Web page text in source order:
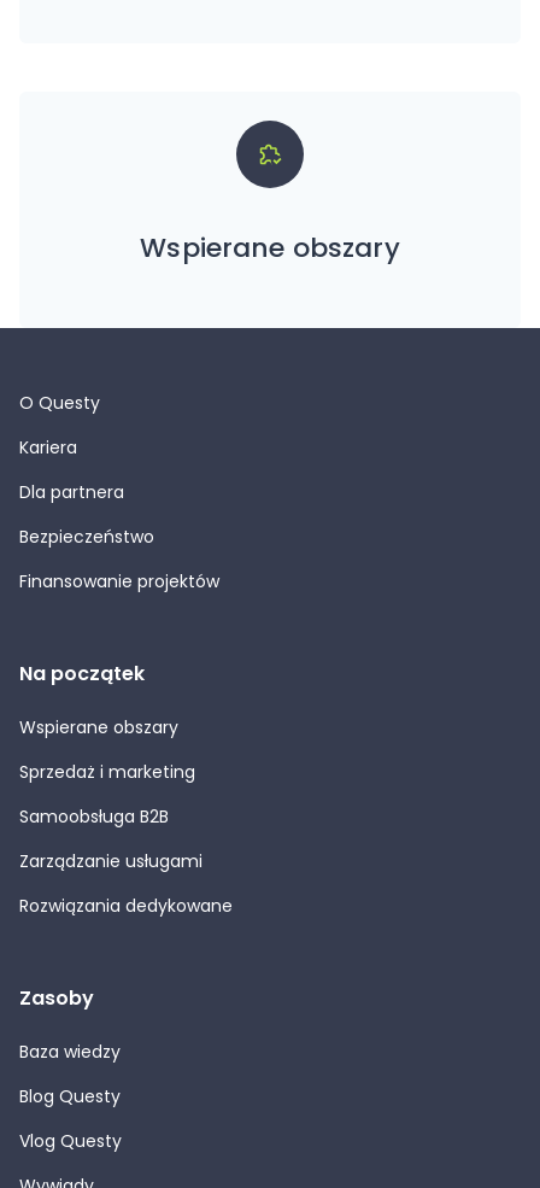
Wspierane obszary
O Questy
Kariera
Dla partnera
Bezpieczeństwo
Finansowanie projektów
Na początek
Wspierane obszary
Sprzedaż i marketing
Samoobsługa B2B
Zarządzanie usługami
Rozwiązania dedykowane
Zasoby
Baza wiedzy
Blog Questy
Vlog Questy